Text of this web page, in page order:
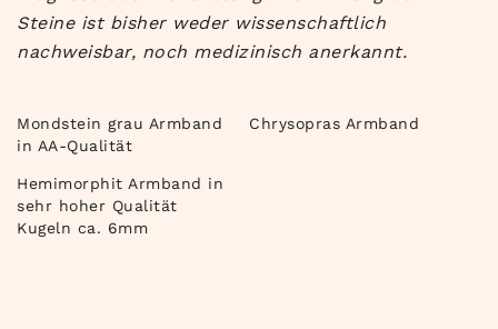
Steine ist bisher weder wissenschaftlich
nachweisbar, noch medizinisch anerkannt.
Mondstein grau Armband
in AA-Qualität
Chrysopras Armband
Hemimorphit Armband in
sehr hoher Qualität
Kugeln ca. 6mm